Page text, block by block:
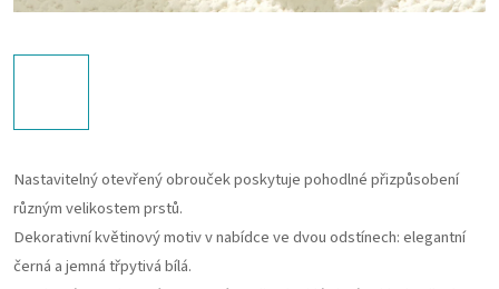
Nastavitelný otevřený obrouček poskytuje pohodlné přizpůsobení
různým velikostem prstů.
Dekorativní květinový motiv v nabídce ve dvou odstínech: elegantní
černá a jemná třpytivá bílá.